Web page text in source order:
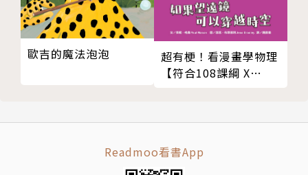
導讀撰寫 好味營養師品瑄
「好味營養師品瑄」粉專版主，清新活潑又專業的形象
廣受眾多網友喜愛。中國醫藥大學學士、中國醫藥大學
碩士，高考營養師，中華民國健身協會體適能C級教
八道親子創意食譜。
歐吉的魔法泡泡
超有梗！看漫畫學物理
【符合108課綱 X
Readmoo看書App